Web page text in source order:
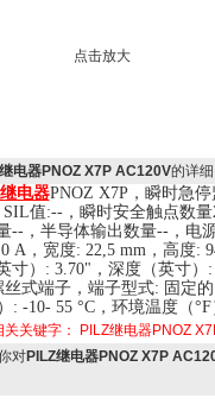
点击放大
电器PNOZ X7P AC120V的详
继电器PNOZ X7P， 瞬时急停
SIL值:--， 瞬时安全触点数量
--， 半导体输出数量--， 电
A， 宽度: 22,5mm， 高度:
寸） : 3.70" ， 深度（英寸）
丝式端子， 端子型式: 固定的
: -10- 55 °C， 环境温度（°F
关关键字：
PILZ继电器PNOZ
对PILZ继电器PNOZ X7P